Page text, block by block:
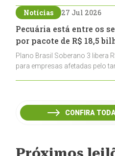
ao laço
Notícias 27 Jul 2026
Pecuária está entre os
por pacote de R$ 18,5
Plano Brasil Soberano 3 libera
para empresas afetadas pelo
CONFIRA